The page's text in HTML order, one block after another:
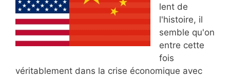
lent de
l'histoire, il
semble qu'on
entre cette
fois
véritablement dans la crise économique avec